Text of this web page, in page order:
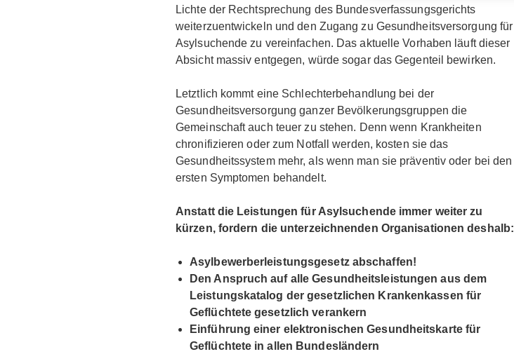
Lichte der Rechtsprechung des Bundesverfassungsgerichts
weiterzuentwickeln und den Zugang zu Gesundheitsversorgung für
Asylsuchende zu vereinfachen. Das aktuelle Vorhaben läuft dieser
Absicht massiv entgegen, würde sogar das Gegenteil bewirken.
Letztlich kommt eine Schlechterbehandlung bei der
Gesundheitsversorgung ganzer Bevölkerungsgruppen die
Gemeinschaft auch teuer zu stehen. Denn wenn Krankheiten
chronifizieren oder zum Notfall werden, kosten sie das
Gesundheitssystem mehr, als wenn man sie präventiv oder bei den
ersten Symptomen behandelt.
Anstatt die Leistungen für Asylsuchende immer weiter zu
kürzen, fordern die unterzeichnenden Organisationen deshalb:
Asylbewerberleistungsgesetz abschaffen!
Den Anspruch auf alle Gesundheitsleistungen aus dem
Leistungskatalog der gesetzlichen Krankenkassen für
Geflüchtete gesetzlich verankern
Einführung einer elektronischen Gesundheitskarte für
Geflüchtete in allen Bundesländern